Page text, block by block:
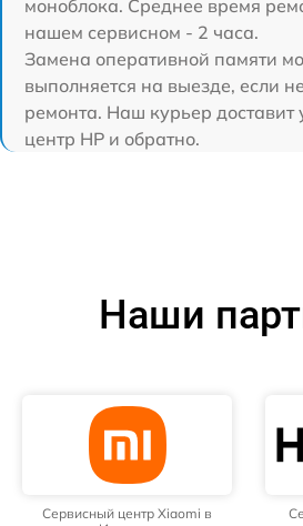
моноблока. Среднее время
нашем сервисном - 2 часа.
Замена оперативной памяти
выполняется на выезде, если
ремонта. Наш курьер доставит
центр HP и обратно.
Наши
Сервисный центр Xiaomi в